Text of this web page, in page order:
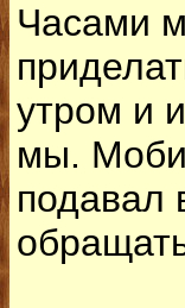
Часами
утром и
мы.
подавал